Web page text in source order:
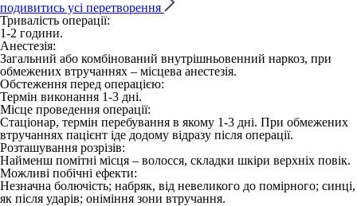
подивитись усі перетворення
Тривалість операції:
1-2 години.
Анестезія:
Загальний або комбінований внутрішньовенний наркоз, при
обмежених втручаннях – місцева анестезія.
Обстеження перед операцією:
Термін виконання 1-3 дні.
Місце проведення операції:
Стаціонар, термін перебування в якому 1-3 дні. При обмежених
втручаннях пацієнт іде додому відразу після операції.
Розташування розрізів:
Найменш помітні місця – волосся, складки шкіри верхніх повік.
Можливі побічні ефекти:
Незначна болючість; набряк, від невеликого до помірного; синці,
як після ударів; оніміння зони втручання.